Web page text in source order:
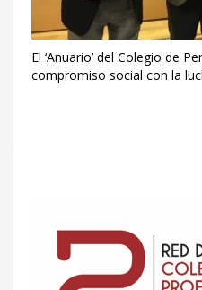
El ‘Anuario’ del Colegio de
compromiso social con la